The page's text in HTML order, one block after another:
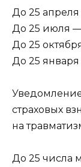
До 25 апреля
До 25 июля —
До 25
До 25
страховых
на
До 25 числа